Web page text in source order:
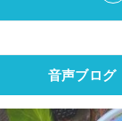
音声ブログ